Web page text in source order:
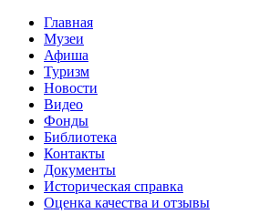
Главная
Музеи
Афиша
Туризм
Новости
Видео
Фонды
Библиотека
Контакты
Документы
Историческая справка
Оценка качества и отзывы